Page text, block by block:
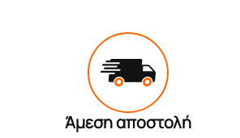
Άμεση αποστολή